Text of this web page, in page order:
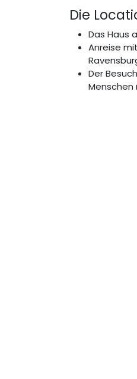
Die
Das Haus
Anreise
Der
Menschen